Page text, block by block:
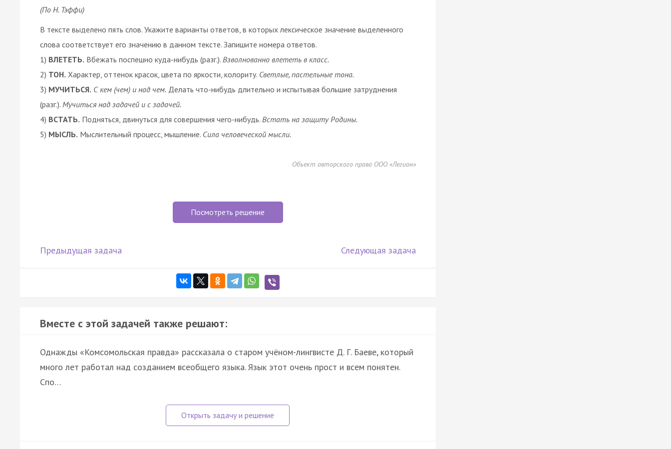
(По Н. Тэффи)
В тексте выделено пять слов. Укажите варианты ответов, в которых лексическое значение выделенного
слова соответствует его значению в данном тексте. Запишите номера ответов.
1) ВЛЕТЕТЬ. Вбежать поспешно куда-нибудь (разг.). Взволнованно влететь в класс.
2) ТОН. Характер, оттенок красок, цвета по яркости, колориту. Светлые, пастельные тона.
3) МУЧИТЬСЯ. С кем (чем) и над чем. Делать что-нибудь длительно и испытывая большие затруднения
(разг.). Мучиться над задачей и с задачей.
4) ВСТАТЬ. Подняться, двинуться для совершения чего-нибудь. Встать на защиту Родины.
5) МЫСЛЬ. Мыслительный процесс, мышление. Сила человеческой мысли.
Объект авторского права ООО «Легион»
Посмотреть решение
Предыдущая задача Следующая задача
Вместе с этой задачей также решают:
Однажды «Комсомольская правда» рассказала о старом учёном-лингвисте Д. Г. Баеве, который
много лет работал над созданием всеобщего языка. Язык этот очень прост и всем понятен.
Спо…